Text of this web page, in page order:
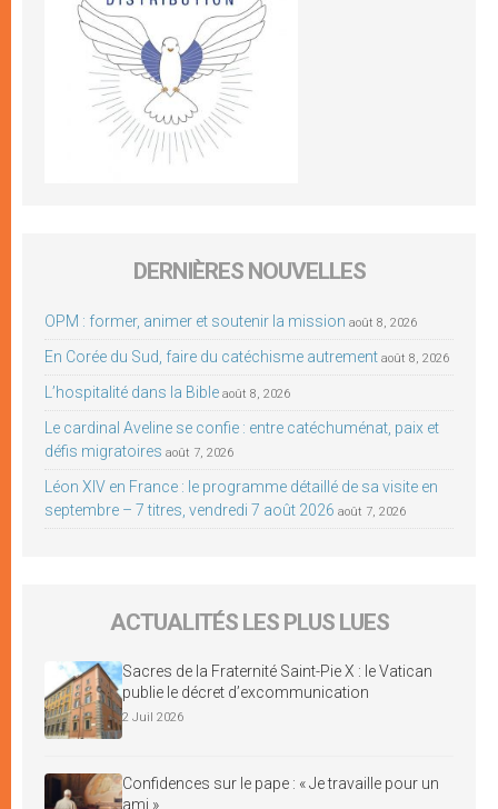
DERNIÈRES NOUVELLES
OPM : former, animer et soutenir la mission août 8, 2026
En Corée du Sud, faire du catéchisme autrement août 8, 2026
L’hospitalité dans la Bible août 8, 2026
Le cardinal Aveline se confie : entre catéchuménat, paix et
défis migratoires août 7, 2026
Léon XIV en France : le programme détaillé de sa visite en
septembre – 7 titres, vendredi 7 août 2026 août 7, 2026
ACTUALITÉS LES PLUS LUES
Sacres de la Fraternité Saint-Pie X : le Vatican
publie le décret d’excommunication
2 Juil 2026
Confidences sur le pape : « Je travaille pour un
ami »